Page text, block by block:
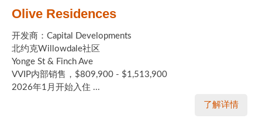
Olive Residences
开发商：Capital Developments
北约克Willowdale社区
Yonge St & Finch Ave
VVIP内部销售，$809,900 - $1,513,900
2026年1月开始入住 ...
了解详情